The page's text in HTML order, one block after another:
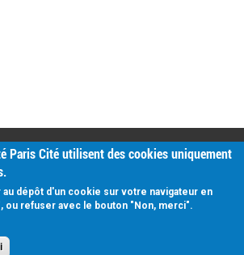
Paris Cité utilisent des cookies uniquement
dépôt d'un cookie sur votre navigateur en
ou refuser avec le bouton "Non, merci".